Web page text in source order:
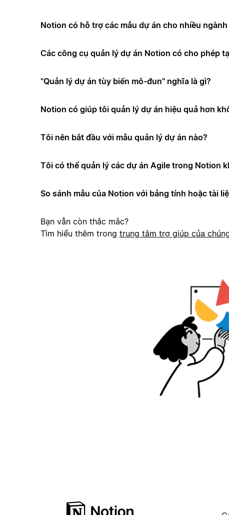
Notion có hỗ trợ các mẫu dự án cho nhiều
Các công cụ quản lý dự án Notion có cho phép
"Quản lý dự án tùy biến mô-đun" nghĩa là gì?
Notion có giúp tôi quản lý dự án hiệu quả hơn
Tôi nên bắt đầu với mẫu quản lý dự án nào?
Tôi có thể quản lý các dự án Agile trong Notion
So sánh mẫu của Notion với bảng tính hoặc tài
Bạn vẫn còn thắc mắc?
Tìm hiểu thêm trong trung tâm trợ giúp của